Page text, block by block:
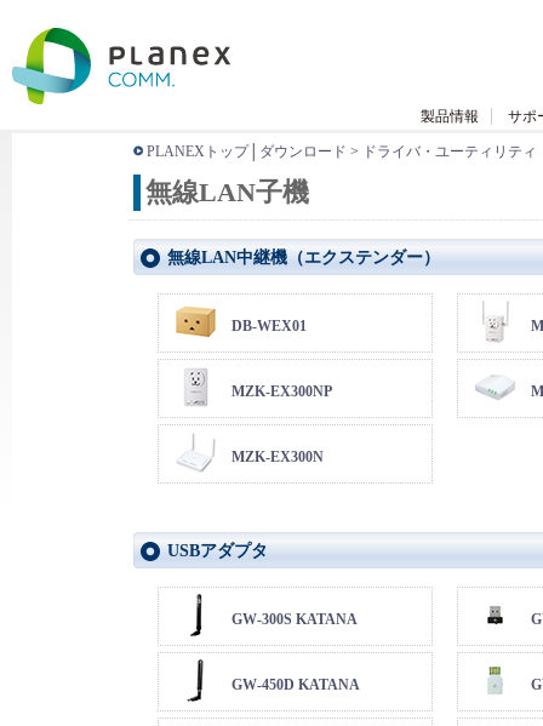
製品情報 サポ
PLANEXトップ│ ダウンロード > ドライバ・ユーティリテ
無線LAN子機
無線LAN中継機（エクステンダー）
DB-WEX01
MZK-EX300NP
MZK-EX300N
USBアダプタ
GW-300S KATANA
GW-450D KATANA